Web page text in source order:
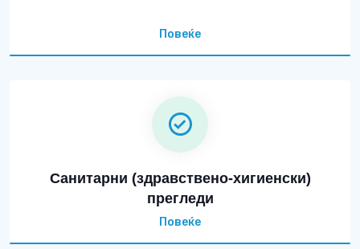
Повеќе
Санитарни (здравствено-хигиенски)
прегледи
Повеќе